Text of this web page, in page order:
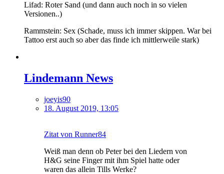
Lifad: Roter Sand (und dann auch noch in so vielen
Versionen..)
Rammstein: Sex (Schade, muss ich immer skippen. War bei
Tattoo erst auch so aber das finde ich mittlerweile stark)
Lindemann News
joeyis90
18. August 2019, 13:05
Zitat von Runner84
Weiß man denn ob Peter bei den Liedern von
H&G seine Finger mit ihm Spiel hatte oder
waren das allein Tills Werke?